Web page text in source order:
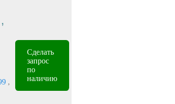
,
Сделать
запрос
по
наличию